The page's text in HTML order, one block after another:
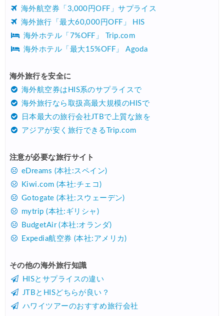
海外航空券「3,000円OFF」サプライス
海外旅行「最大60,000円OFF」 HIS
海外ホテル「7%OFF」 Trip.com
海外ホテル「最大15%OFF」 Agoda
海外旅行を安全に
海外航空券はHIS系のサプライスで
海外旅行なら取扱高最大規模のHISで
日本最大の旅行会社JTBで上質な旅を
アジアが安く旅行できるTrip.com
注意が必要な旅行サイト
eDreams (本社:スペイン)
Kiwi.com (本社:チェコ)
Gotogate (本社:スウェーデン)
mytrip (本社:ギリシャ)
BudgetAir (本社:オランダ)
Expedia航空券 (本社:アメリカ)
その他の海外旅行知識
HISとサプライスの違い
JTBとHISどちらが良い？
ハワイツアーのおすすめ旅行会社